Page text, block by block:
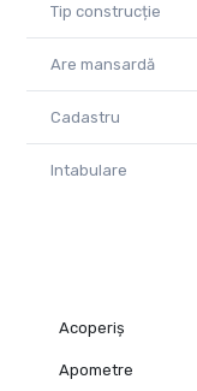
Tip construcție
Are mansardă
Cadastru
Intabulare
Acoperiș
Apometre